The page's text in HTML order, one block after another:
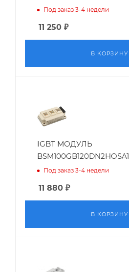
Под заказ 3-4 недели
11 250 ₽
В КОРЗИНУ
IGBT МОДУЛЬ
BSM100GB120DN2HOSA1
Под заказ 3-4 недели
11 880 ₽
В КОРЗИНУ